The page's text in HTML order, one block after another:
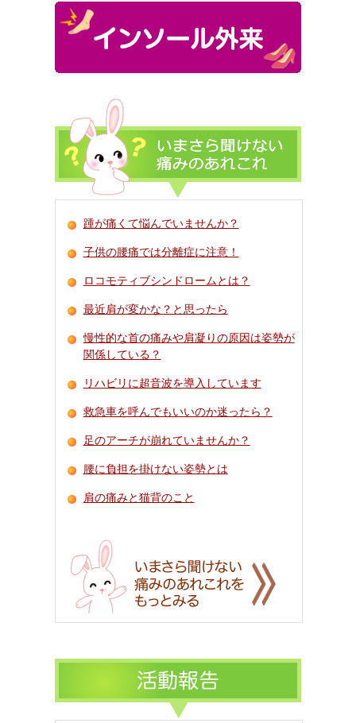
踵が痛くて悩んでいませんか？
子供の腰痛では分離症に注意！
ロコモティブシンドロームとは？
最近肩が変かな？と思ったら
慢性的な首の痛みや肩凝りの原因は姿勢が
関係している？
リハビリに超音波を導入しています
救急車を呼んでもいいのか迷ったら？
足のアーチが崩れていませんか？
腰に負担を掛けない姿勢とは
肩の痛みと猫背のこと